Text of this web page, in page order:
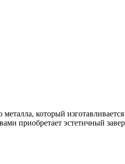
который
приобретает эстетичный